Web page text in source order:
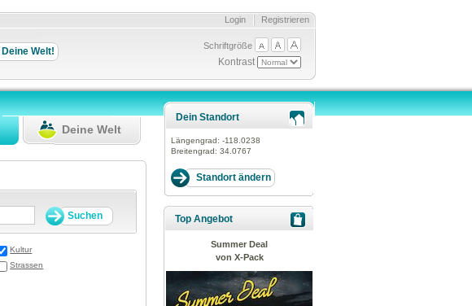
Registrieren
Login
Schriftgröße
Kontrast
Deine Welt
Kultur
Strassen
Dein Standort
Längengrad: -118.0238
Breitengrad: 34.0767
Top Angebot
Summer Deal
von X-Pack